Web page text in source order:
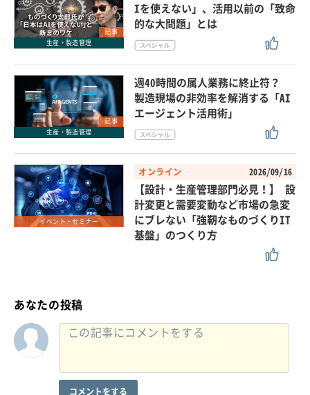
記事
生産・製造管理
Iを使えない」、活用以前の「致命
的な大問題」とは
記事
生産・製造管理
週40時間の属人業務に終止符？
製造現場の非効率を解消する「AI
エージェント活用術」
イベント・セミナー
オンライン 2026/09/16
【設計・生産管理部門必見！】 設
計変更と需要変動など市場の急変
にブレない「強靭なものづくりIT
基盤」のつくり方
あなたの投稿
コメントをする